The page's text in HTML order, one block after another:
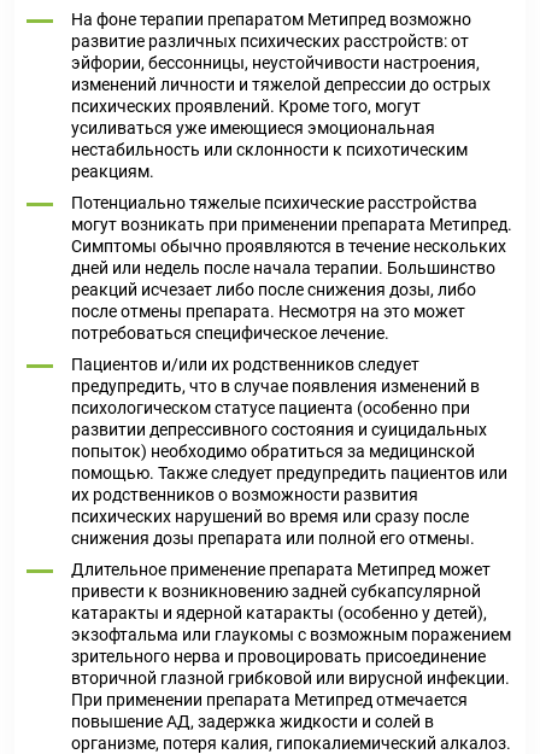
На фоне терапии препаратом Метипред возможно
развитие различных психических расстройств: от
эйфории, бессонницы, неустойчивости настроения,
изменений личности и тяжелой депрессии до острых
психических проявлений. Кроме того, могут
усиливаться уже имеющиеся эмоциональная
нестабильность или склонности к психотическим
реакциям.
Потенциально тяжелые психические расстройства
могут возникать при применении препарата Метипред.
Симптомы обычно проявляются в течение нескольких
дней или недель после начала терапии. Большинство
реакций исчезает либо после снижения дозы, либо
после отмены препарата. Несмотря на это может
потребоваться специфическое лечение.
Пациентов и/или их родственников следует
предупредить, что в случае появления изменений в
психологическом статусе пациента (особенно при
развитии депрессивного состояния и суицидальных
попыток) необходимо обратиться за медицинской
помощью. Также следует предупредить пациентов или
их родственников о возможности развития
психических нарушений во время или сразу после
снижения дозы препарата или полной его отмены.
Длительное применение препарата Метипред может
привести к возникновению задней субкапсулярной
катаракты и ядерной катаракты (особенно у детей),
экзофтальма или глаукомы с возможным поражением
зрительного нерва и провоцировать присоединение
вторичной глазной грибковой или вирусной инфекции.
При применении препарата Метипред отмечается
повышение АД, задержка жидкости и солей в
организме, потеря калия, гипокалиемический алкалоз.